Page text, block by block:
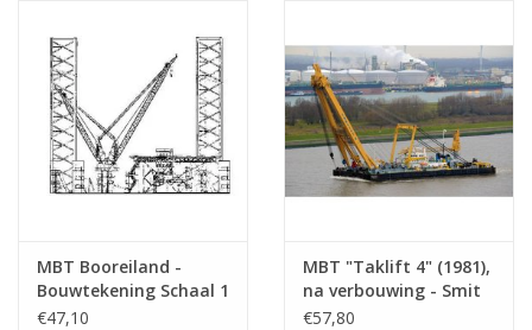
MBT Booreiland -
Bouwtekening Schaal 1
: 125 (10.19.005)
€47,10
MBT "Taklift 4" (1981),
na verbouwing - Smit
Tak - Bouwtekening
€57,80